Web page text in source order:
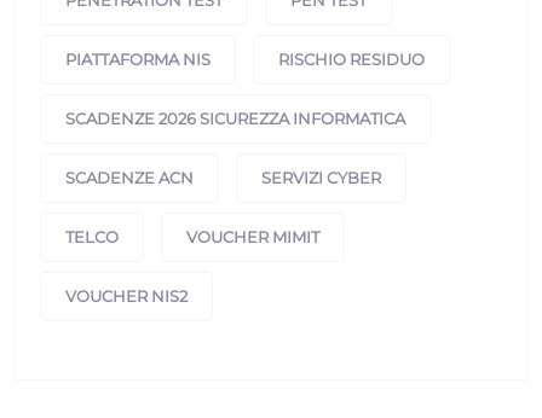
PIATTAFORMA NIS RISCHIO RESIDUO
SCADENZE 2026 SICUREZZA INFORMATICA
SCADENZE ACN SERVIZI CYBER
TELCO VOUCHER MIMIT
VOUCHER NIS2